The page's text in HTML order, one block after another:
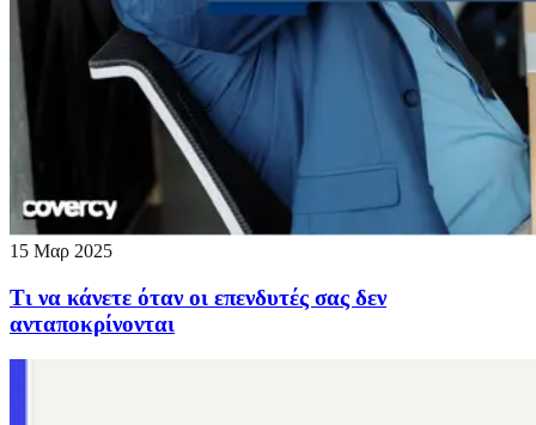
15 Μαρ 2025
Τι να κάνετε όταν οι επενδυτές σας δεν
ανταποκρίνονται